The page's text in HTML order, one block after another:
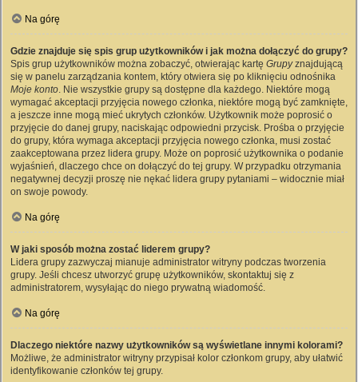
Na górę
Gdzie znajduje się spis grup użytkowników i jak można dołączyć do grupy?
Spis grup użytkowników można zobaczyć, otwierając kartę Grupyznajdującą
się w panelu zarządzania kontem, który otwiera się po kliknięciu odnośnika
Moje konto. Nie wszystkie grupy są dostępne dla każdego. Niektóre mogą
wymagać akceptacji przyjęcia nowego członka, niektóre mogą być zamknięte,
a jeszcze inne mogą mieć ukrytych członków. Użytkownik może poprosić o
przyjęcie do danej grupy, naciskając odpowiedni przycisk. Prośba o przyjęcie
do grupy, która wymaga akceptacji przyjęcia nowego członka, musi zostać
zaakceptowana przez lidera grupy. Może on poprosić użytkownika o podanie
wyjaśnień, dlaczego chce on dołączyć do tej grupy. W przypadku otrzymania
negatywnej decyzji proszę nie nękać lidera grupy pytaniami – widocznie miał
on swoje powody.
Na górę
W jaki sposób można zostać liderem grupy?
Lidera grupy zazwyczaj mianuje administrator witryny podczas tworzenia
grupy. Jeśli chcesz utworzyć grupę użytkowników, skontaktuj się z
administratorem, wysyłając do niego prywatną wiadomość.
Na górę
Dlaczego niektóre nazwy użytkowników są wyświetlane innymi kolorami?
Możliwe, że administrator witryny przypisał kolor członkom grupy, aby ułatwić
identyfikowanie członków tej grupy.